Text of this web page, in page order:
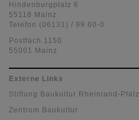
Hindenburgplatz 6
55118 Mainz
Telefon (06131) / 99 60-0
Postfach 1150
55001 Mainz
Externe Links
Stiftung Baukultur Rheinland-Pfalz
Zentrum Baukultur